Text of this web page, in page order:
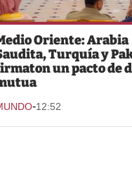
Oriente: Arabia
Turquía y
un pacto de
-12:52